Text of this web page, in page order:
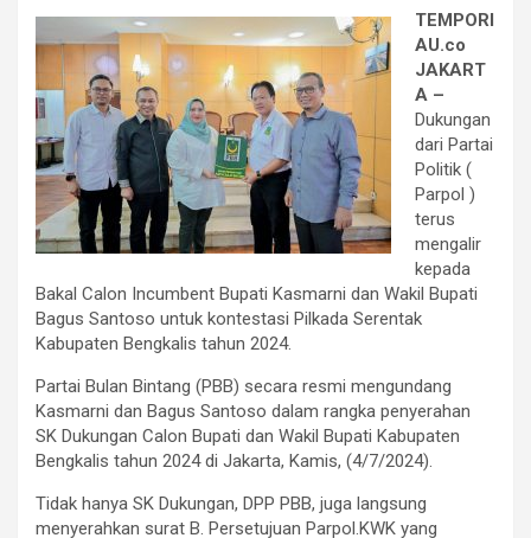
TEMPORI
AU.co
JAKART
A –
Dukungan
dari Partai
Politik (
Parpol )
terus
mengalir
kepada
Bakal Calon Incumbent Bupati Kasmarni dan Wakil Bupati
Bagus Santoso untuk kontestasi Pilkada Serentak
Kabupaten Bengkalis tahun 2024.
Partai Bulan Bintang (PBB) secara resmi mengundang
Kasmarni dan Bagus Santoso dalam rangka penyerahan
SK Dukungan Calon Bupati dan Wakil Bupati Kabupaten
Bengkalis tahun 2024 di Jakarta, Kamis, (4/7/2024).
Tidak hanya SK Dukungan, DPP PBB, juga langsung
menyerahkan surat B. Persetujuan Parpol.KWK yang